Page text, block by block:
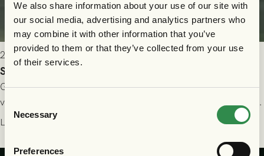
We also share information about your use of our site with
our social media, advertising and analytics partners who
may combine it with other information that you’ve
provided to them or that they’ve collected from your use
of their services.
Consent
Selection
Necessary
Preferences
2026-07-24 16:40
Seger i första kvalmatchen mot FC Nordsjælland
GAIS dominerade i första halvlek och skapade fler chanser,
välförtjänt fick de in ett ledningsmål strax innan halvtid. Efter
halvtidsvilan sjönk tempot när Nordsjälland tilläts ha mer av
seger! Matchfoto: Mikael Josefsson & Lasse Ekström
Läs mer